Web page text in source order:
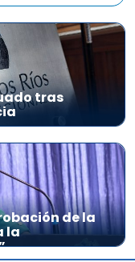
tras
de la
la